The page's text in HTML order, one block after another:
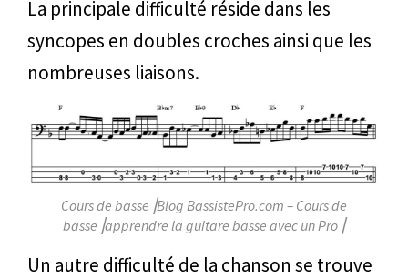
La principale difficulté réside dans les
syncopes en doubles croches ainsi que les
nombreuses liaisons.
Cours de basse⎥Blog BassistePro.com – Cours de
basse⎥apprendre la guitare basse avec un Pro⎥
Un autre difficulté de la chanson se trouve